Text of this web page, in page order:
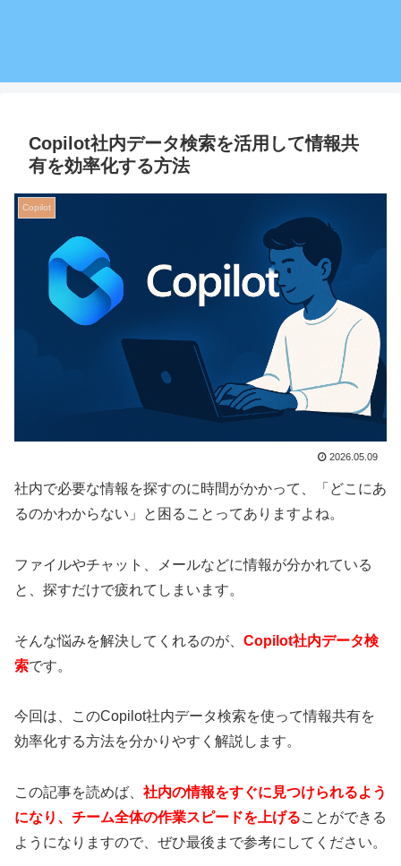
Copilot社内データ検索を活用して情報共
有を効率化する方法
Copilot
2026.05.09
社内で必要な情報を探すのに時間がかかって、「どこにあ
るのかわからない」と困ることってありますよね。
ファイルやチャット、メールなどに情報が分かれている
と、探すだけで疲れてしまいます。
そんな悩みを解決してくれるのが、 Copilot社内データ検
索です。
今回は、このCopilot社内データ検索を使って情報共有を
効率化する方法を分かりやすく解説します。
この記事を読めば、 社内の情報をすぐに見つけられるよう
になり、チーム全体の作業スピードを上げることができる
ようになりますので、ぜひ最後まで参考にしてください。